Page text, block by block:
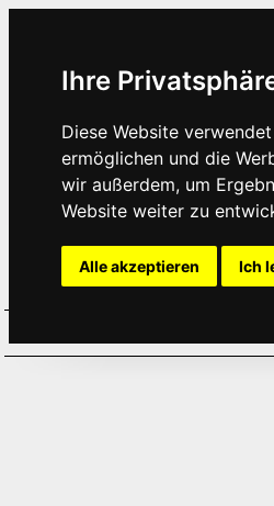
Ihre
Diese Website
ermöglichen und die
wir außerdem, um
Website weiter zu
Alle akzeptieren Ich